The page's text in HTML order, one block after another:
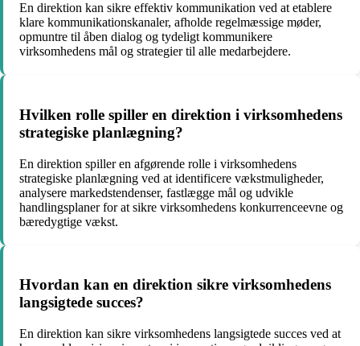
En direktion kan sikre effektiv kommunikation ved at etablere
klare kommunikationskanaler, afholde regelmæssige møder,
opmuntre til åben dialog og tydeligt kommunikere
virksomhedens mål og strategier til alle medarbejdere.
Hvilken rolle spiller en direktion i virksomhedens
strategiske planlægning?
En direktion spiller en afgørende rolle i virksomhedens
strategiske planlægning ved at identificere vækstmuligheder,
analysere markedstendenser, fastlægge mål og udvikle
handlingsplaner for at sikre virksomhedens konkurrenceevne og
bæredygtige vækst.
Hvordan kan en direktion sikre virksomhedens
langsigtede succes?
En direktion kan sikre virksomhedens langsigtede succes ved at